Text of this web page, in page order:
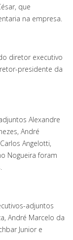
que
na empresa.
diretor executivo
presidente da
Alexandre
André
Angelotti,
Nogueira foram
adjuntos
André Marcelo da
Junior e